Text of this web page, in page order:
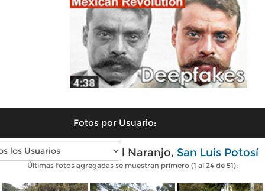
Fotos por Usuario:
Fotos modernas de El Naranjo, San Luis Potosí
Últimas fotos agregadas se muestran primero (1 al 24 de 51):